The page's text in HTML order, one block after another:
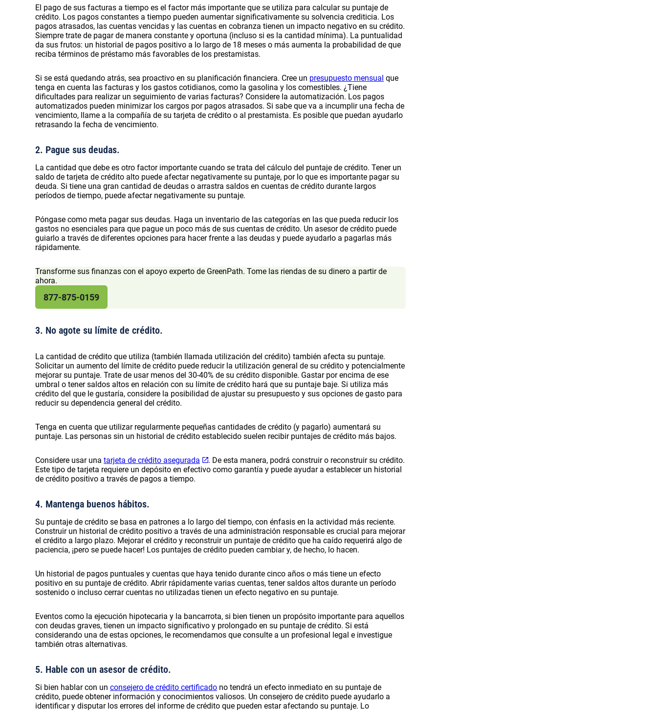
El pago de sus facturas a tiempo es el factor más importante que se utiliza para calcular su puntaje de
crédito. Los pagos constantes a tiempo pueden aumentar significativamente su solvencia crediticia. Los
pagos atrasados, las cuentas vencidas y las cuentas en cobranza tienen un impacto negativo en su crédito.
Siempre trate de pagar de manera constante y oportuna (incluso si es la cantidad mínima). La puntualidad
da sus frutos: un historial de pagos positivo a lo largo de 18 meses o más aumenta la probabilidad de que
reciba términos de préstamo más favorables de los prestamistas.
Si se está quedando atrás, sea proactivo en su planificación financiera. Cree un presupuesto mensual que
tenga en cuenta las facturas y los gastos cotidianos, como la gasolina y los comestibles. ¿Tiene
dificultades para realizar un seguimiento de varias facturas? Considere la automatización. Los pagos
automatizados pueden minimizar los cargos por pagos atrasados. Si sabe que va a incumplir una fecha de
vencimiento, llame a la compañía de su tarjeta de crédito o al prestamista. Es posible que puedan ayudarlo
retrasando la fecha de vencimiento.
2. Pague sus deudas.
La cantidad que debe es otro factor importante cuando se trata del cálculo del puntaje de crédito. Tener un
saldo de tarjeta de crédito alto puede afectar negativamente su puntaje, por lo que es importante pagar su
deuda. Si tiene una gran cantidad de deudas o arrastra saldos en cuentas de crédito durante largos
períodos de tiempo, puede afectar negativamente su puntaje.
Póngase como meta pagar sus deudas. Haga un inventario de las categorías en las que pueda reducir los
gastos no esenciales para que pague un poco más de sus cuentas de crédito. Un asesor de crédito puede
guiarlo a través de diferentes opciones para hacer frente a las deudas y puede ayudarlo a pagarlas más
rápidamente.
Transforme sus finanzas con el apoyo experto de GreenPath. Tome las riendas de su dinero a partir de
ahora.
877-875-0159
3. No agote su límite de crédito.
La cantidad de crédito que utiliza (también llamada utilización del crédito) también afecta su puntaje.
Solicitar un aumento del límite de crédito puede reducir la utilización general de su crédito y potencialmente
mejorar su puntaje. Trate de usar menos del 30-40% de su crédito disponible. Gastar por encima de ese
umbral o tener saldos altos en relación con su límite de crédito hará que su puntaje baje. Si utiliza más
crédito del que le gustaría, considere la posibilidad de ajustar su presupuesto y sus opciones de gasto para
reducir su dependencia general del crédito.
Tenga en cuenta que utilizar regularmente pequeñas cantidades de crédito (y pagarlo) aumentará su
puntaje. Las personas sin un historial de crédito establecido suelen recibir puntajes de crédito más bajos.
Considere usar una tarjeta de crédito asegurada
. De esta manera, podrá construir o reconstruir su crédito.
Este tipo de tarjeta requiere un depósito en efectivo como garantía y puede ayudar a establecer un historial
de crédito positivo a través de pagos a tiempo.
4. Mantenga buenos hábitos.
Su puntaje de crédito se basa en patrones a lo largo del tiempo, con énfasis en la actividad más reciente.
Construir un historial de crédito positivo a través de una administración responsable es crucial para mejorar
el crédito a largo plazo. Mejorar el crédito y reconstruir un puntaje de crédito que ha caído requerirá algo de
paciencia, ¡pero se puede hacer! Los puntajes de crédito pueden cambiar y, de hecho, lo hacen.
Un historial de pagos puntuales y cuentas que haya tenido durante cinco años o más tiene un efecto
positivo en su puntaje de crédito. Abrir rápidamente varias cuentas, tener saldos altos durante un período
sostenido o incluso cerrar cuentas no utilizadas tienen un efecto negativo en su puntaje.
Eventos como la ejecución hipotecaria y la bancarrota, si bien tienen un propósito importante para aquellos
con deudas graves, tienen un impacto significativo y prolongado en su puntaje de crédito. Si está
considerando una de estas opciones, le recomendamos que consulte a un profesional legal e investigue
también otras alternativas.
5. Hable con un asesor de crédito.
Si bien hablar con un consejero de crédito certificado no tendrá un efecto inmediato en su puntaje de
crédito, puede obtener información y conocimientos valiosos. Un consejero de crédito puede ayudarlo a
identificar y disputar los errores del informe de crédito que pueden estar afectando su puntaje. Lo